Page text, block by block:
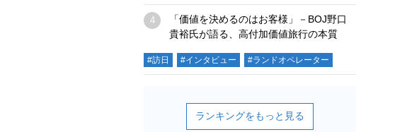
「価値を決めるのはお客様」－BOJ野口
貴裕氏が語る、高付加価値旅行の本質
#訪日 #インタビュー #ランドオペレーター